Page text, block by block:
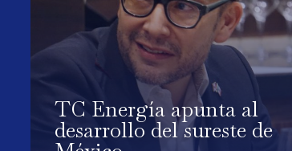
TC Energía apunta al
desarrollo del sureste de